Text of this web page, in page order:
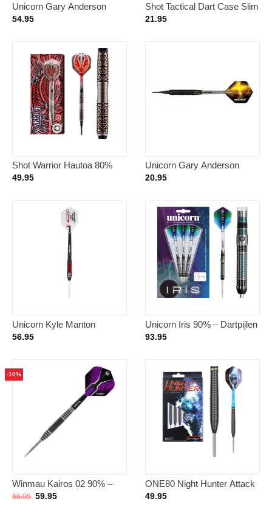
Unicorn Gary Anderson
Silverstar 80% P1 –
54.95
Shot Tactical Dart Case Slim
Pink
21.95
Shot Warrior Hautoa 80%
Soft Tip – Dartpijlen 20 Gram
49.95
Unicorn Gary Anderson
World Champion Black
20.95
Unicorn Kyle Manton
Generation 180 95% –
56.95
Unicorn Iris 90% – Dartpijlen
22 Gram
93.95
-10%
Winmau Kairos 02 90% –
Dartpijlen
66.95 Oorspronkelijke
59.95Huidige
ONE80 Night Hunter Attack
90% – Dartpijlen 22 Gram
49.95